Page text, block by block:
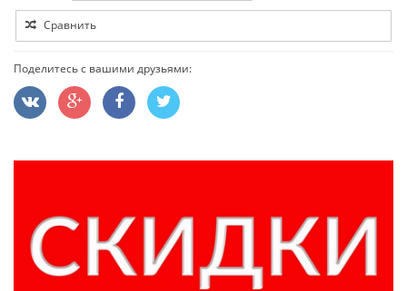
Сравнить
Поделитесь с вашими друзьями: